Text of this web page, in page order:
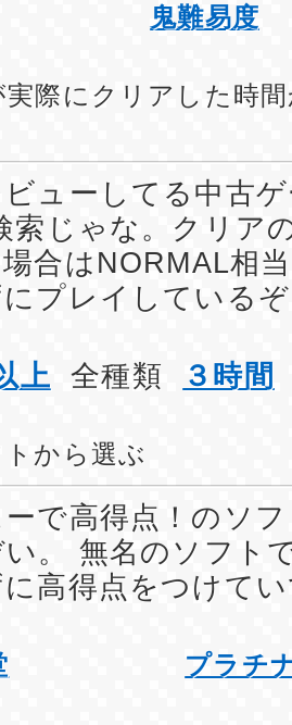
鬼難易度
際にクリアした時
ューしてる中古
索じゃな。クリア
合はNORMAL相
プレイしている
上 全種類 ３時間
から選ぶ
で高得点！のソ
。 無名のソフト
高得点をつけて
プラチ